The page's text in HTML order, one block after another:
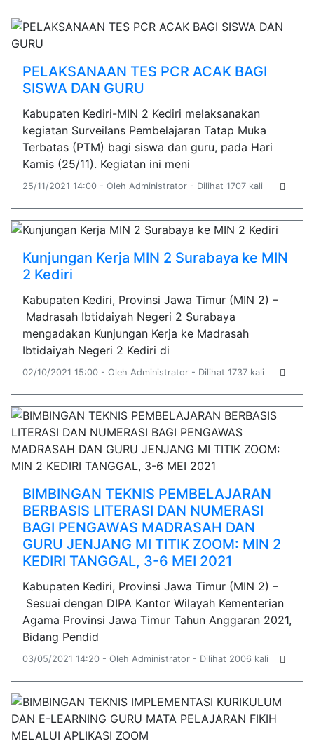
PELAKSANAAN TES PCR ACAK BAGI
SISWA DAN GURU
Kabupaten Kediri-MIN 2 Kediri melaksanakan
kegiatan Surveilans Pembelajaran Tatap Muka
Terbatas (PTM) bagi siswa dan guru, pada Hari
Kamis (25/11). Kegiatan ini meni
25/11/2021 14:00 - Oleh Administrator - Dilihat 1707 kali
Kunjungan Kerja MIN 2 Surabaya ke MIN
2 Kediri
Kabupaten Kediri, Provinsi Jawa Timur (MIN 2) –
Madrasah Ibtidaiyah Negeri 2 Surabaya
mengadakan Kunjungan Kerja ke Madrasah
Ibtidaiyah Negeri 2 Kediri di
02/10/2021 15:00 - Oleh Administrator - Dilihat 1737 kali
BIMBINGAN TEKNIS PEMBELAJARAN
BERBASIS LITERASI DAN NUMERASI
BAGI PENGAWAS MADRASAH DAN
GURU JENJANG MI TITIK ZOOM: MIN 2
KEDIRI TANGGAL, 3-6 MEI 2021
Kabupaten Kediri, Provinsi Jawa Timur (MIN 2) –
Sesuai dengan DIPA Kantor Wilayah Kementerian
Agama Provinsi Jawa Timur Tahun Anggaran 2021,
Bidang Pendid
03/05/2021 14:20 - Oleh Administrator - Dilihat 2006 kali